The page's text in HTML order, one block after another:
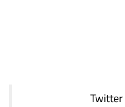
Twitter